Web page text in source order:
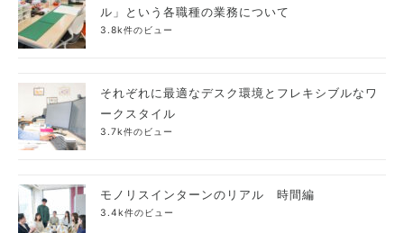
ル」という各職種の業務について
3.8k件のビュー
それぞれに最適なデスク環境とフレキシブルなワ
ークスタイル
3.7k件のビュー
モノリスインターンのリアル 時間編
3.4k件のビュー